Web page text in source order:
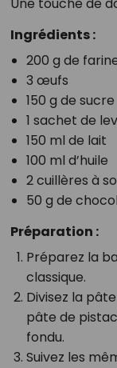
Une touche de
Ingrédients :
200 g de
3 œufs
150 g de sucre
1 sachet de
150 ml de lait
100 ml d’huile
2 cuillères à
50 g de
Préparation :
Préparez la
classique.
Divisez la
pâte de
fondu.
Suivez les